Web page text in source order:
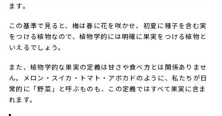
ます。
この基準で見ると、梅は春に花を咲かせ、初夏に種子を含む実
をつける植物なので、植物学的には明確に果実をつける植物と
いえるでしょう。
また、植物学的な果実の定義は甘さや食べ方とは関係ありませ
ん。メロン・スイカ・トマト・アボカドのように、私たちが日
常的に「野菜」と呼ぶものも、この定義ではすべて果実に含ま
れます。